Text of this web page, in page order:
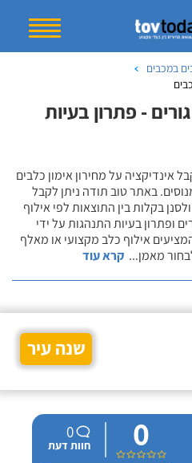
במכבים
- פתרון בעיות
אינדיקציה על מחירון אימון כלבים
באתר טוב תודה ניתן לקבל
בקלות בין התוצאות לפי אילוף
ופתרון בעיות התנהגות על ידי
אילוף כלב מקצועי או מאלף
מאמן... קרא עוד
שנה עיר
0
0
חוות דעת